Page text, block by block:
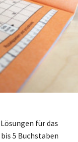
für das
5 Buchstaben